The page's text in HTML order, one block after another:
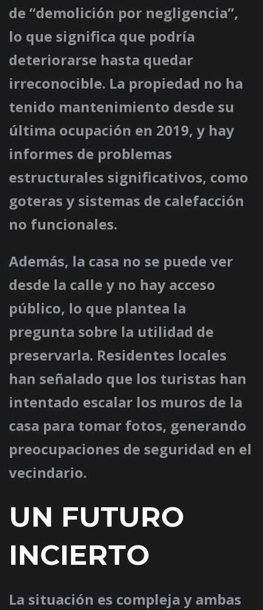
de “demolición por negligencia”,
lo que significa que podría
deteriorarse hasta quedar
irreconocible. La propiedad no ha
tenido mantenimiento desde su
última ocupación en 2019, y hay
informes de problemas
estructurales significativos, como
goteras y sistemas de calefacción
no funcionales.
Además, la casa no se puede ver
desde la calle y no hay acceso
público, lo que plantea la
pregunta sobre la utilidad de
preservarla. Residentes locales
han señalado que los turistas han
intentado escalar los muros de la
casa para tomar fotos, generando
preocupaciones de seguridad en el
vecindario.
UN FUTURO
INCIERTO
La situación es compleja y ambas